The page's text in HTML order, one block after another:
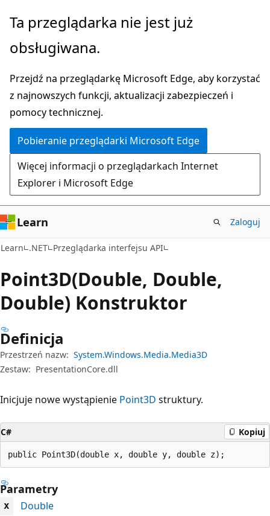
Przejdź
głównej
Przejdź
nawigacji
stronie
Ta przeglądarka nie jest już
obsługiwana.
Przejdź na przeglądarkę Microsoft Edge, aby korzystać
z najnowszych funkcji, aktualizacji zabezpieczeń i
pomocy technicznej.
Pobieranie przeglądarki Microsoft Edge
Więcej informacji o przeglądarkach Internet
Explorer i Microsoft Edge
Learn Zaloguj
Learn .NET Przeglądarka interfejsu API
Point3D(Double, Double,
Double) Konstruktor
Definicja
Przestrzeń nazw: System.Windows.Media.Media3D
Zestaw: PresentationCore.dll
Inicjuje nowe wystąpienie Point3D struktury.
C# Kopiuj
public Point3D(double x, double y, double z);
Parametry
x
Double